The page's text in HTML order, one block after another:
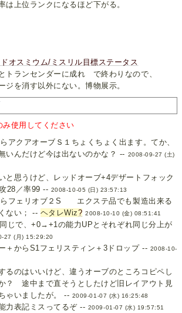
は上位ランクになるほど下がる。
オスミウム/ミスリル目標ステータス
ランセンダーに成れ で終わりなので、
ジを消す以外にない。博物展示。
使用してください
アクアオーブＳ１ちょくちょく出ます。てか、
いんだけど今は出ないのかな？ -- 2008-09-27 (土)
と思うけど、レッドオーブ+4デザートフォック
28／率99 -- 2008-10-05 (日) 23:57:13
らフェリオブ２S エクステ品でも製造出来る
ない； -- ヘタレWiz? 2008-10-10 (金) 08:51:41
じで、+0→+1の能力UPとそれぞれ同じ分上が
27 (月) 15:29:20
＋からS1フェリスティン＋3ドロップ -- 2008-10-
るのはいいけど、違うオーブのところコピペし
？ 途中まで直そうとしたけど旧レイアウト見
ゃいましたが。 -- 2009-01-07 (水) 16:25:48
力表記ミスってるぞ -- 2009-01-07 (水) 19:57:51